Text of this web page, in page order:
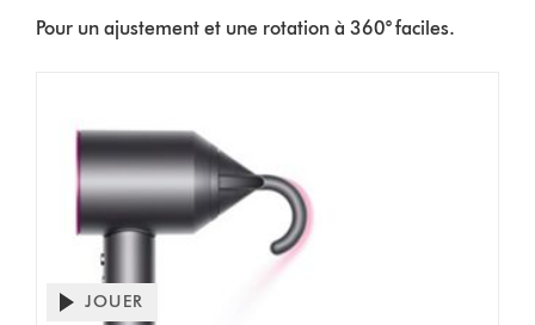
Pour un ajustement et une rotation à 360° faciles.
OuvrirJOUER